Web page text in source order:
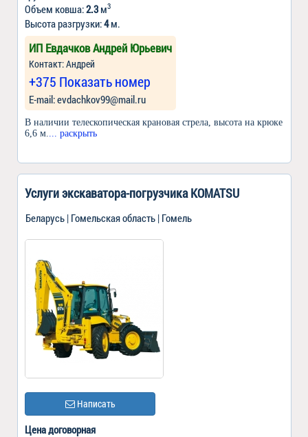
Объем ковша:2.3м3
Высота разгрузки:4м.
ИП Евдачков Андрей Юрьевич
Контакт: Андрей
+375 Показать номер
Е-mail: evdachkov99@mail.ru
В наличии телескопическая крановая стрела, высота на крюке
6,6 м.
... раскрыть
Услуги экскаватора-погрузчика KOMATSU
Беларусь | Гомельская область | Гомель
Написать
Цена договорная